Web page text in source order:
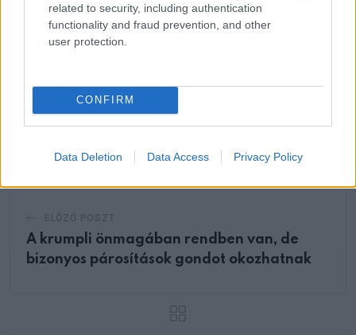
related to security, including authentication
functionality and fraud prevention, and other
user protection.
CONFIRM
Data Deletion Data Access Privacy Policy
Oszd meg ezt a posztot:
Whatsapp
via
A krumpli önmagában rendben van, de
bizonyos párosítások gondot okozhatnak